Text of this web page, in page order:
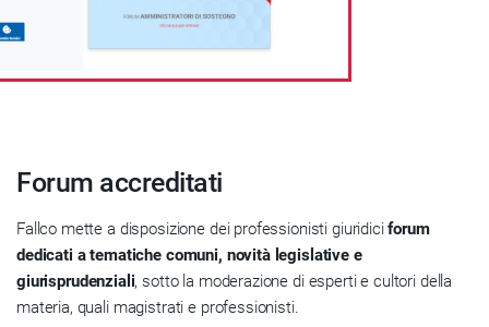
Forum accreditati
Fallco mette a disposizione dei professionisti giuridiciforum
dedicati a tematiche comuni, novità legislative e
giurisprudenziali, sotto la moderazione di esperti e cultori della
materia, quali magistrati e professionisti.